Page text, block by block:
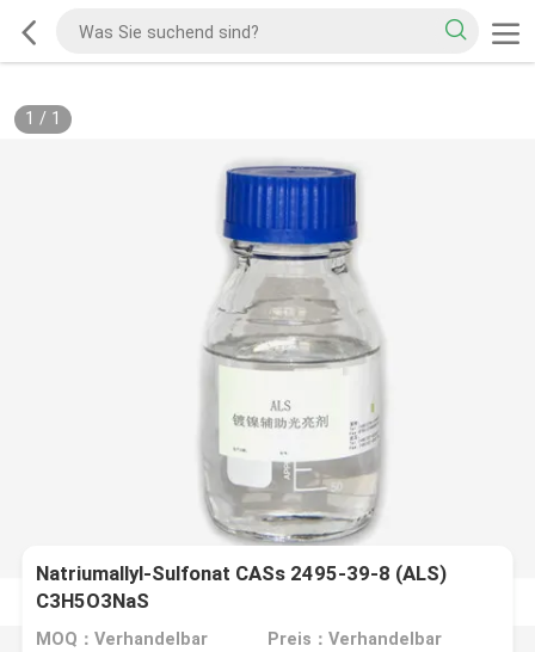
1 / 1
Natriumallyl-Sulfonat CASs 2495-39-8 (ALS)
C3H5O3NaS
MOQ：Verhandelbar Preis：Verhandelbar